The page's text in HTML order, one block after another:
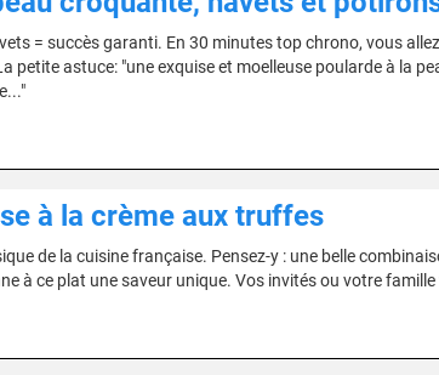
= succès garanti. En 30 minutes top chrono, vous
petite astuce: "une exquise et moelleuse poularde à la
à la crème aux truffes
de la cuisine française. Pensez-y : une belle
à ce plat une saveur unique. Vos invités ou votre famille